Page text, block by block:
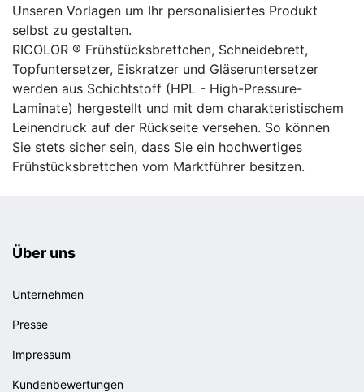
Unseren Vorlagen um Ihr personalisiertes Produkt
selbst zu gestalten.
RICOLOR ® Frühstücksbrettchen, Schneidebrett,
Topfuntersetzer, Eiskratzer und Gläseruntersetzer
werden aus Schichtstoff (HPL - High-Pressure-
Laminate) hergestellt und mit dem charakteristischem
Leinendruck auf der Rückseite versehen. So können
Sie stets sicher sein, dass Sie ein hochwertiges
Frühstücksbrettchen vom Marktführer besitzen.
Über uns
Unternehmen
Presse
Impressum
Kundenbewertungen